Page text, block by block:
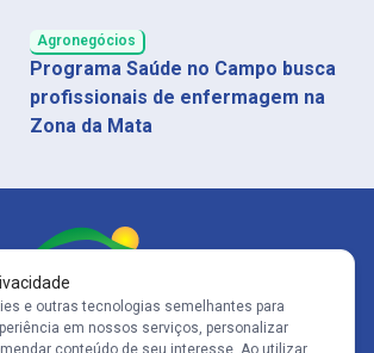
Agronegócios
Programa Saúde no Campo busca
profissionais de enfermagem na
Zona da Mata
nos
e outras tecnologias semelhantes para
em nossos serviços, personalizar
conteúdo de seu interesse. Ao utilizar